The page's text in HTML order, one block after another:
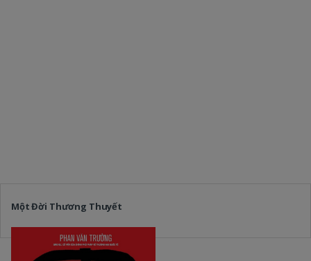
Một Đời Thương Thuyết